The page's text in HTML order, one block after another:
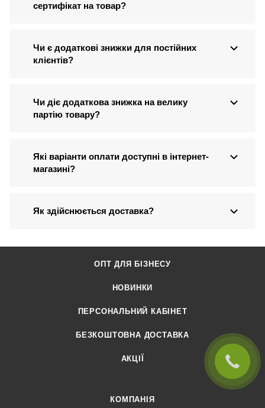
сертифікат на товар?
Чи є додаткові знижки для постійних
клієнтів?
Чи діє додаткова знижка на велику
партію товару?
Які варіанти оплати доступні в інтернет-
магазині?
Як здійснюється доставка?
ОПТ ДЛЯ БІЗНЕСУ
НОВИНКИ
ПЕРСОНАЛЬНИЙ КАБІНЕТ
БЕЗКОШТОВНА ДОСТАВКА
АКЦІЇ
КОМПАНІЯ